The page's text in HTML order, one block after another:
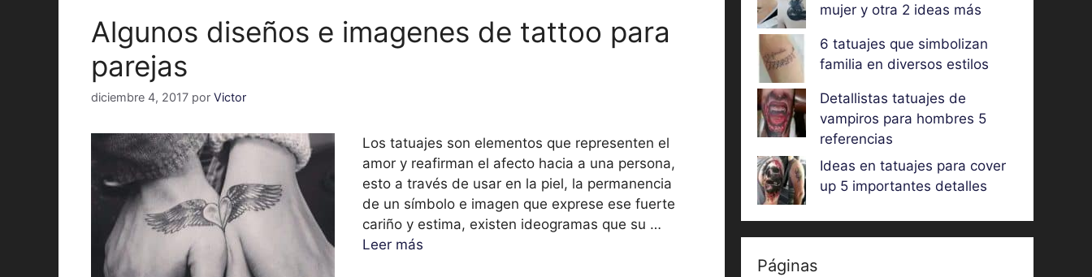
Algunos diseños e imagenes de tattoo para
parejas
diciembre 4, 2017 por Victor
Los tatuajes son elementos que representen el
amor y reafirman el afecto hacia a una persona,
esto a través de usar en la piel, la permanencia
de un símbolo e imagen que exprese ese fuerte
cariño y estima, existen ideogramas que su …
Leer más
mujer y otra 2 ideas más
6 tatuajes que simbolizan
familia en diversos estilos
Detallistas tatuajes de
vampiros para hombres 5
referencias
Ideas en tatuajes para cover
up 5 importantes detalles
Páginas